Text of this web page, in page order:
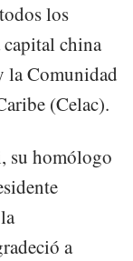
los
capital china
Comunidad
(Celac).
su homólogo
a